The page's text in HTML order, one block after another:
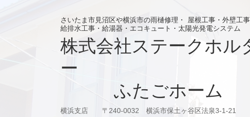
さいたま市見沼区や横浜市の雨樋修理・ 屋根工事・外壁工
給排水工事・給湯器・エコキュート・太陽光発電システム
株式会社ステークホル
ー
ふたごホーム
横浜支店 〒240-0032 横浜市保土ヶ谷区法泉3-1-21